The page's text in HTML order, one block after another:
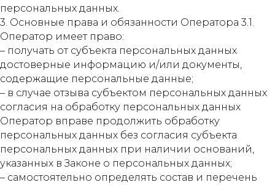
персональных данных.
3. Основные права и обязанности Оператора 3.1.
Оператор имеет право:
– получать от субъекта персональных данных
достоверные информацию и/или документы,
содержащие персональные данные;
– в случае отзыва субъектом персональных данных
согласия на обработку персональных данных
Оператор вправе продолжить обработку
персональных данных без согласия субъекта
персональных данных при наличии оснований,
указанных в Законе о персональных данных;
– самостоятельно определять состав и перечень